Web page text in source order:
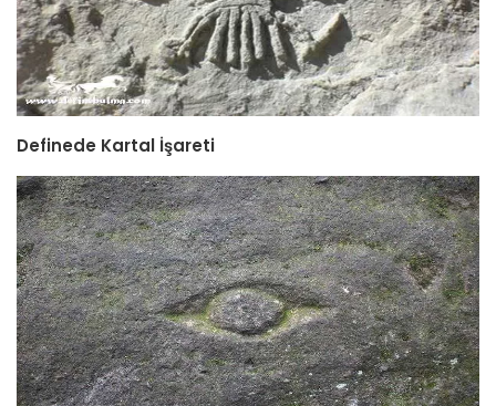
Definede Kartal İşareti